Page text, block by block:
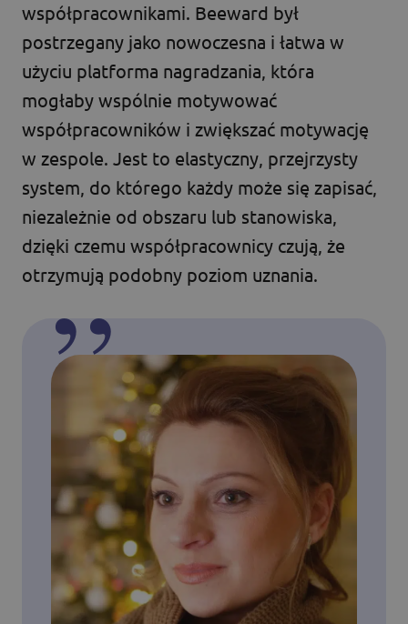
współpracownikami. Beeward był
postrzegany jako nowoczesna i łatwa w
użyciu platforma nagradzania, która
mogłaby wspólnie motywować
współpracowników i zwiększać motywację
w zespole. Jest to elastyczny, przejrzysty
system, do którego każdy może się zapisać,
niezależnie od obszaru lub stanowiska,
dzięki czemu współpracownicy czują, że
otrzymują podobny poziom uznania.